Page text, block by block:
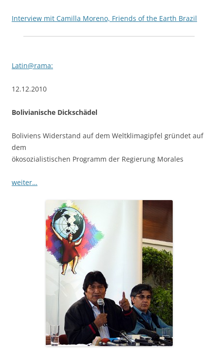
Interview mit Camilla Moreno, Friends of the Earth Brazil
Latin@rama:
12.12.2010
Bolivianische Dickschädel
Boliviens Widerstand auf dem Weltklimagipfel gründet auf
dem
ökosozialistischen Programm der Regierung Morales
weiter…